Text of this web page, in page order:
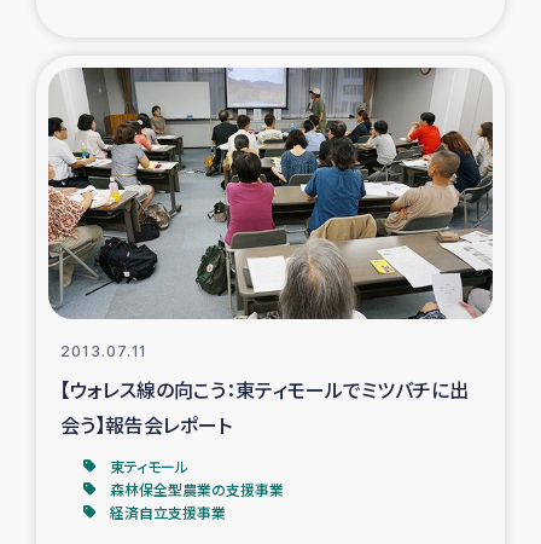
2013.07.11
【ウォレス線の向こう：東ティモールでミツバチに出
会う】報告会レポート
東ティモール
森林保全型農業の支援事業
経済自立支援事業